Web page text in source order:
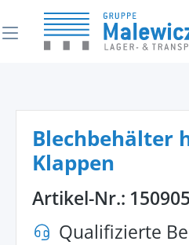
springen
Blechbehälter
Klappen
Artikel-Nr.:
Qualifizierte